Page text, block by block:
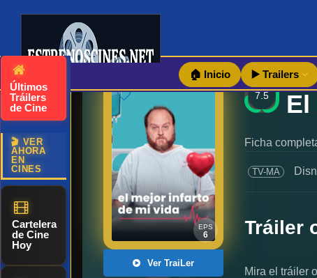
Últimos
Tráilers
de Cine
🎬 VER
AHORA
EN
CINES
Cartelera
de Cine
Hoy
🏠 Inicio ▶️ Trailers
EPS
6
Ver TraiLer
7.5
Ficha
TV-MA
Tráiler
Mira el tráiler